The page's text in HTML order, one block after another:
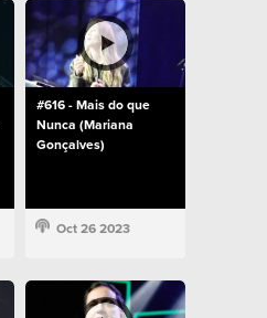
#616 - Mais do que
Nunca (Mariana
Gonçalves)
Oct 26 2023